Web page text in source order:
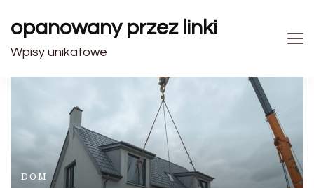
opanowany przez linki
Wpisy unikatowe
DOM